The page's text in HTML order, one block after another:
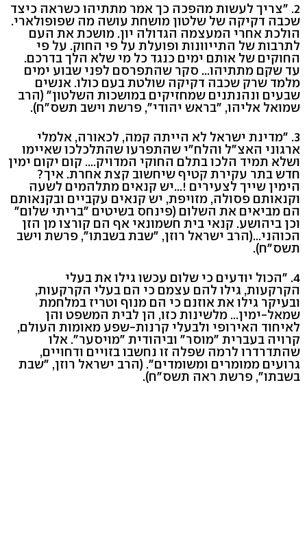
2. "צריך לעשות מהפכה כך אמר מתתיהו כשראה כיצד
שכבה דקיקה של שלטון מושחת עושה מה שפופולארי.
הולכת אחרי המעצמה הגדולה יון. מושכת את העם
לתרבות של התייוונות ופועלת על פי החוק. על פי
החוקים של אותם ימים כנגד כל מי שלא הלך בדרכם.
עד שקם מתתיהו... סקר שהתפרסם לפני שבוע ימים
מלמד שרק שכבה דקיקה שולטת בעם כולו. אנשים
שבעים ונהנתנים שמחזיקים במושכות השלטון" (הרב
שמואל אליהו, "בראש יהודי", פרשת וישב תשס"ח).
3. "מדינת ישראל לא הייתה קמה, לכאורה, אלמלי
ארגוני האצ"ל והלח"י שהתפרעו שהתלכלכו שאיימו
ושלא תמיד הלכו בתלם החוקי המדויק.... קום יקום ימין
חדש בתר עקירת קטיף שיחשוב קצת אחרת. איך?
הימין שייך לצעירים !...יש קנאים מתלהמים לשעה
וקנאותם פסולה, מזויפת, יש קנאים עקביים ובקנאותם
הם מביאים את השלום (פינחס בשיטים "בריתי שלום"
וכן ביהושע. קנאי בית חשמונאי אף הם קורצו מן הזן
הכוהני...(הרב ישראל רוזן, "שבת בשבתו", פרשת וישב
תשס"ח).
4. "הכול יודעים כי שלום עכשו גילו את בעלי
הקרקעות, גילו להם עצמם כי הם בעלי הקרקעות,
ובעיקר גילו את אוזנם כי הם מנוף וטריז במלחמת
שמאל-ימין... מלשינות כזו, הן לבית המשפט והן
לאיחוד האירופי ולבעלי קרנות-שפע מאומות העולם,
קרויה בעברית "מוסר" וביהודית "מויסער". אלו
שהתדרדרו לרמה שפלה זו נחשבו בזויים ודחויים,
גרועים ממומרים ומשומדים". (הרב ישראל רוזן, "שבת
בשבתו", פרשת ראה תשס"ח).